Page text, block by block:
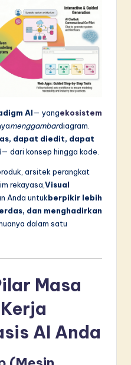
AI— yangekosistem
menggambardiagram.
dapat diedit, dapat
— dari konsep hingga kode.
arsitek perangkat
rekayasa, Visual
Anda untukberpikir lebih
dan menghadirkan
dalam satu
Masa
AI Anda